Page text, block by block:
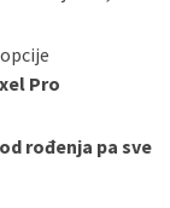
Pro
rođenja pa sve